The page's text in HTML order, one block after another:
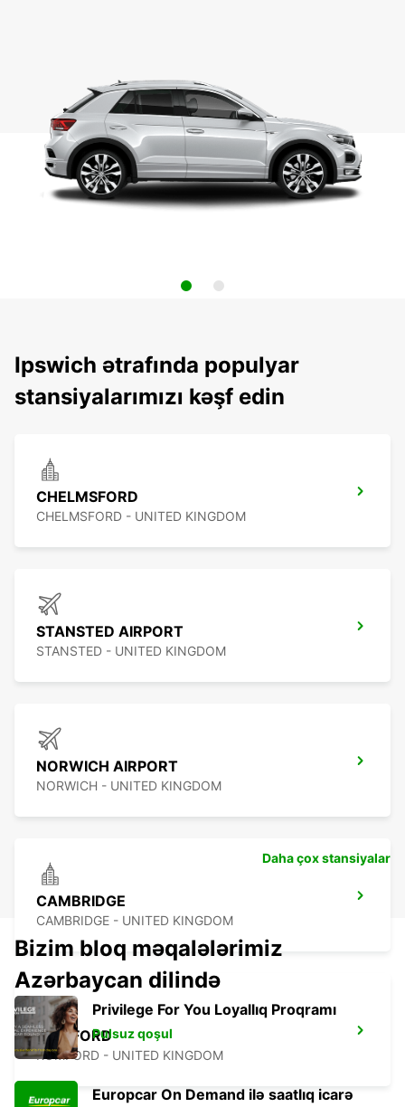
Ipswich ətrafında populyar
stansiyalarımızı kəşf edin
CHELMSFORD
CHELMSFORD - UNITED KINGDOM
STANSTED AIRPORT
STANSTED - UNITED KINGDOM
NORWICH AIRPORT
NORWICH - UNITED KINGDOM
CAMBRIDGE
CAMBRIDGE - UNITED KINGDOM
ROMFORD
ROMFORD - UNITED KINGDOM
Daha çox stansiyalar
Bizim bloq məqalələrimiz
Azərbaycan dilində
Privilege For You Loyallıq Proqramı
Pulsuz qoşul
Europcar On Demand ilə saatlıq icarə